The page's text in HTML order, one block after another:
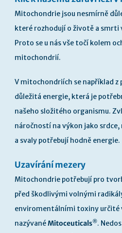
Mitochondrie jsou nesmírně
které rozhodují o životě a smrti
Proto se u nás vše točí kolem
mitochondrií.
V mitochondriích se například
důležitá energie, která je
našeho složitého organismu.
náročností na výkon jako
a svaly potřebují hodně energie.
Uzavírání mezery
Mitochondrie potřebují pro
před škodlivými volnými
enviromentálními toxiny určité
nazývanéMitoceuticals®.